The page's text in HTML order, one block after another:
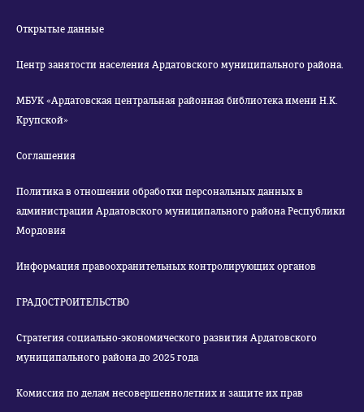
Открытые данные
Центр занятости населения Ардатовского муниципального района.
МБУК «Ардатовская центральная районная библиотека имени Н.К.
Крупской»
Соглашения
Политика в отношении обработки персональных данных в
администрации Ардатовского муниципального района Республики
Мордовия
Информация правоохранительных контролирующих органов
ГРАДОСТРОИТЕЛЬСТВО
Стратегия социально-экономического развития Ардатовского
муниципального района до 2025 года
Комиссия по делам несовершеннолетних и защите их прав